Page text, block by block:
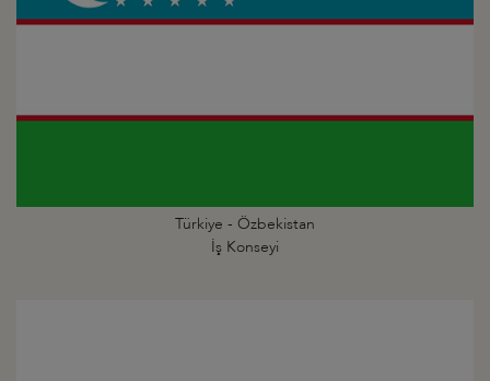
Türkiye - Özbekistan
İş Konseyi